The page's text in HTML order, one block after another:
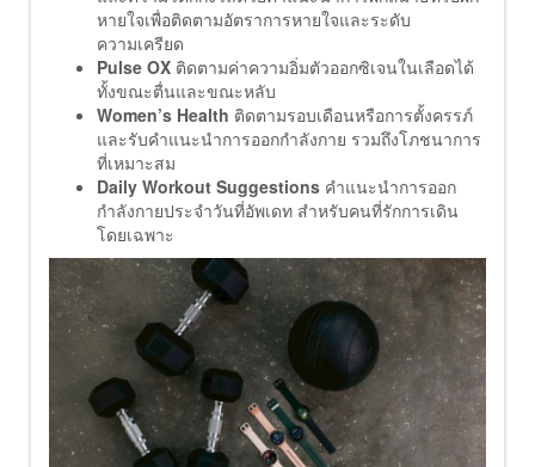
หายใจเพื่อติดตามอัตราการหายใจและระดับ
ความเครียด
Pulse OX ติดตามค่าความอิ่มตัวออกซิเจนในเลือดได้
ทั้งขณะตื่นและขณะหลับ
Women’s Health ติดตามรอบเดือนหรือการตั้งครรภ์
และรับคำแนะนำการออกกำลังกาย รวมถึงโภชนาการ
ที่เหมาะสม
Daily Workout Suggestions คำแนะนำการออก
กำลังกายประจำวันที่อัพเดท สำหรับคนที่รักการเดิน
โดยเฉพาะ